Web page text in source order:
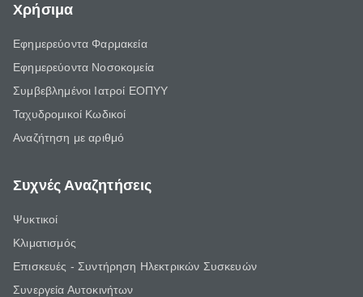
Χρήσιμα
Εφημερεύοντα Φαρμακεία
Εφημερεύοντα Νοσοκομεία
Συμβεβλημένοι Ιατροί ΕΟΠΥΥ
Ταχυδρομικοί Κωδικοί
Αναζήτηση με αριθμό
Συχνές Αναζητήσεις
Ψυκτικοί
Κλιματισμός
Επισκευές - Συντήρηση Ηλεκτρικών Συσκευών
Συνεργεία Αυτοκινήτων